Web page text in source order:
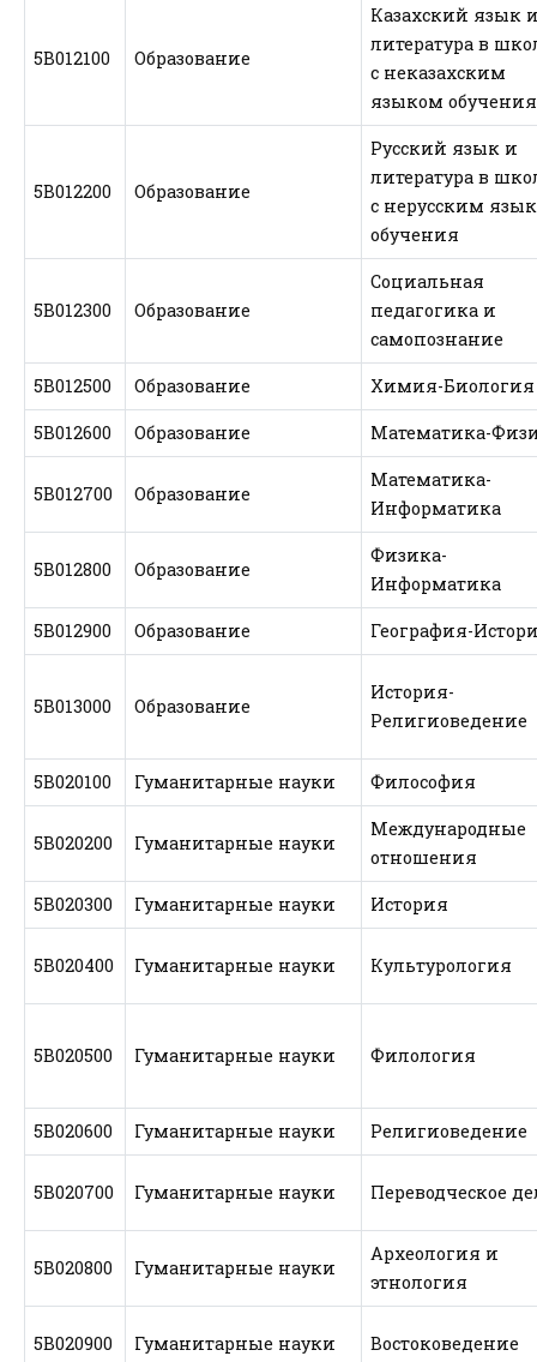
5В012100 Образование
Казахский язык
литература в
с неказахским
языком обучения
5В012200 Образование
Русский язык и
литература в
с нерусским
обучения
5В012300 Образование
Социальная
педагогика и
самопознание
5В012500 Образование Химия-Биология
5В012600 Образование Математика-
5В012700 Образование
Математика-
Информатика
5В012800 Образование
Физика-
Информатика
5В012900 Образование География-
5В013000 Образование
История-
Религиоведение
5В020100 Гуманитарные науки Философия
5В020200 Гуманитарные науки
Международные
отношения
5В020300 Гуманитарные науки История
5В020400 Гуманитарные науки Культурология
5В020500 Гуманитарные науки Филология
5В020600 Гуманитарные науки Религиоведение
5В020700 Гуманитарные науки Переводческое
5В020800 Гуманитарные науки
Археология и
этнология
5В020900 Гуманитарные науки Востоковедение